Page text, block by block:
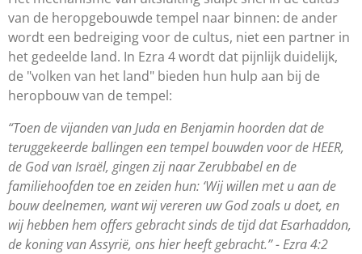
van de heropgebouwde tempel naar binnen: de ander
wordt een bedreiging voor de cultus, niet een partner in
het gedeelde land. In Ezra 4 wordt dat pijnlijk duidelijk,
de "volken van het land" bieden hun hulp aan bij de
heropbouw van de tempel:
“Toen de vijanden van Juda en Benjamin hoorden dat de
teruggekeerde ballingen een tempel bouwden voor de HEER,
de God van Israël, gingen zij naar Zerubbabel en de
familiehoofden toe en zeiden hun: ‘Wij willen met u aan de
bouw deelnemen, want wij vereren uw God zoals u doet, en
wij hebben hem offers gebracht sinds de tijd dat Esarhaddon,
de koning van Assyrië, ons hier heeft gebracht.’’ - Ezra 4:2